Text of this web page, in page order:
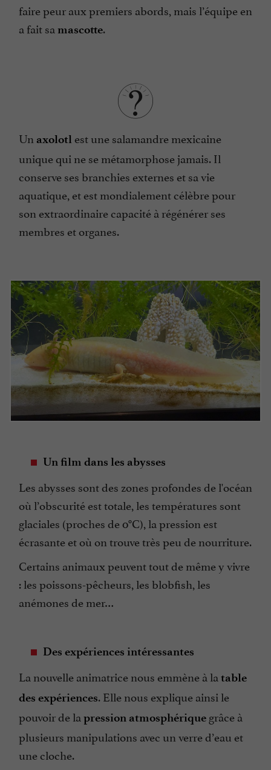
faire peur aux premiers abords, mais l’équipe en
a fait sa mascotte.
Un axolotl est une salamandre mexicaine
unique qui ne se métamorphose jamais. Il
conserve ses branchies externes et sa vie
aquatique, et est mondialement célèbre pour
son extraordinaire capacité à régénérer ses
membres et organes.
Un film dans les abysses
Les abysses sont des zones profondes de l'océan
où l’obscurité est totale, les températures sont
glaciales (proches de 0°C), la pression est
écrasante et où on trouve très peu de nourriture.
Certains animaux peuvent tout de même y vivre
: les poissons-pêcheurs, les blobfish, les
anémones de mer…
Des expériences intéressantes
La nouvelle animatrice nous emmène à la table
des expériences. Elle nous explique ainsi le
pouvoir de la pression atmosphérique grâce à
plusieurs manipulations avec un verre d’eau et
une cloche.